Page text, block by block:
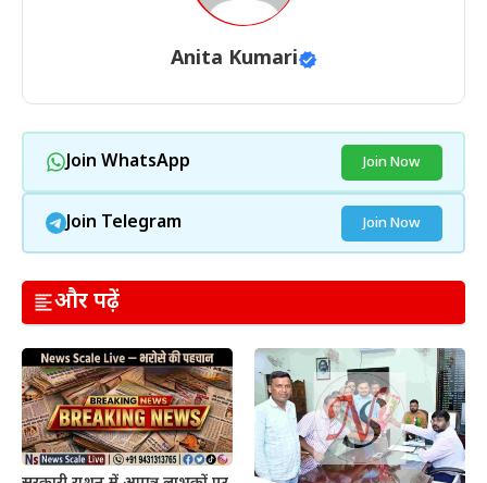
Anita Kumari
Join WhatsApp Join Now
Join Telegram Join Now
और पढ़ें